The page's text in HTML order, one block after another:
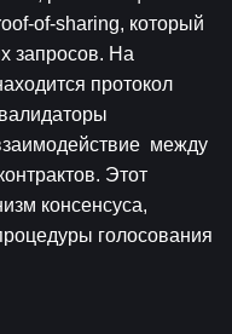
of-sharing, который
запросов. На
протокол
между
Этот
консенсуса,
голосования